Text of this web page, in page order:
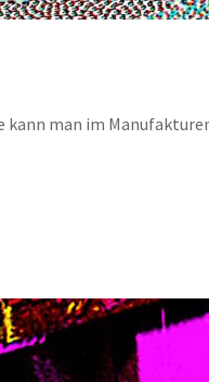
kann man im